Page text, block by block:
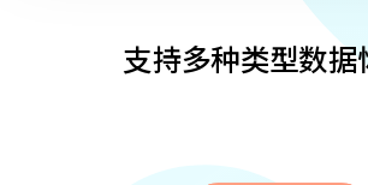
支持多种类型数据